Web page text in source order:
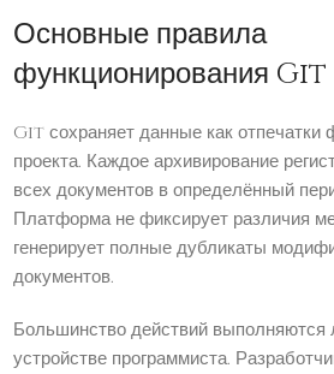
Основные правила
функционирования Git
Git сохраняет данные как отпечатки
проекта. Каждое архивирование
всех документов в определённый
Платформа не фиксирует различия
генерирует полные дубликаты
документов.
Большинство действий выполняются
устройстве программиста.